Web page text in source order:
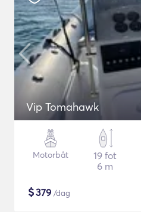
Vip Tomahawk
Motorbåt
19 fot
6 m
$379 /dag